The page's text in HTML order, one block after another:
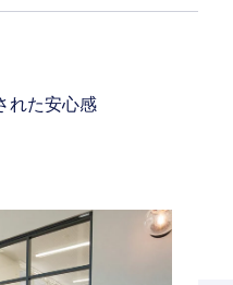
れた安心感